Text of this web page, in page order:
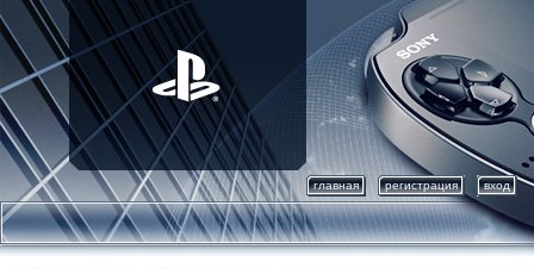
главная регистрация вход